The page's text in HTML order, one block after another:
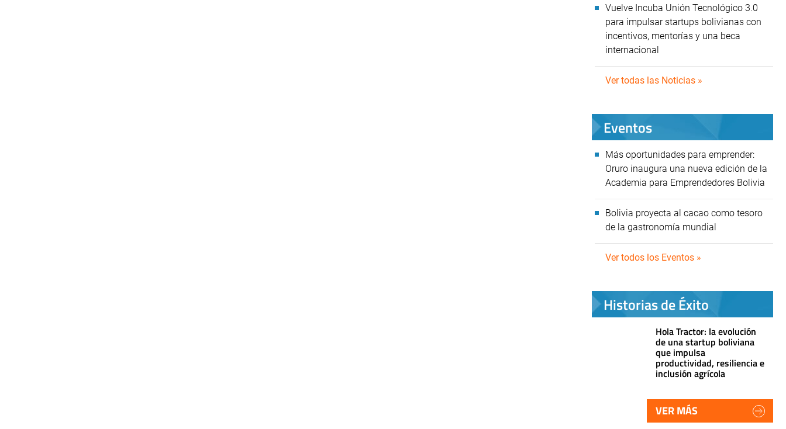
Vuelve Incuba Unión Tecnológico 3.0
para impulsar startups bolivianas con
incentivos, mentorías y una beca
internacional
Ver todas las Noticias »
Eventos
Más oportunidades para emprender:
Oruro inaugura una nueva edición de la
Academia para Emprendedores Bolivia
Bolivia proyecta al cacao como tesoro
de la gastronomía mundial
Ver todos los Eventos »
Historias de Éxito
Hola Tractor: la evolución
de una startup boliviana
que impulsa
productividad, resiliencia e
inclusión agrícola
VER MÁS